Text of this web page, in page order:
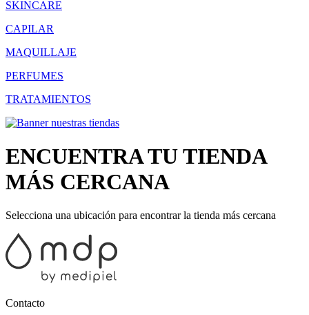
SKINCARE
CAPILAR
MAQUILLAJE
PERFUMES
TRATAMIENTOS
ENCUENTRA TU TIENDA
MÁS CERCANA
Selecciona una ubicación para encontrar la tienda más cercana
Contacto